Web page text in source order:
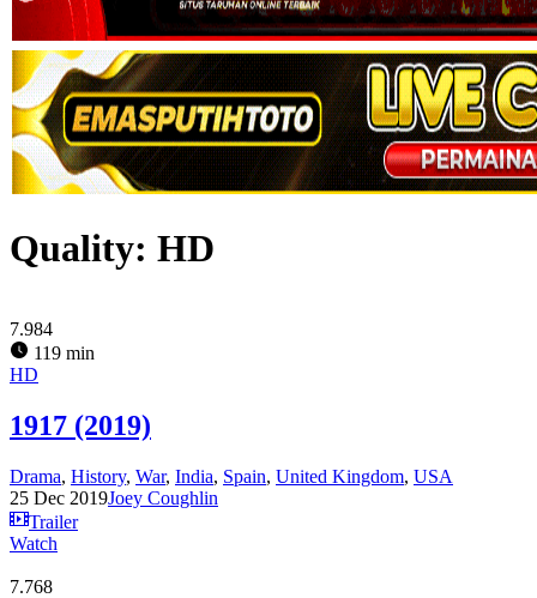
Quality: HD
7.984
119 min
HD
1917 (2019)
Drama, History, War, India, Spain, United Kingdom, USA
25 Dec 2019Joey Coughlin
Trailer
Watch
7.768